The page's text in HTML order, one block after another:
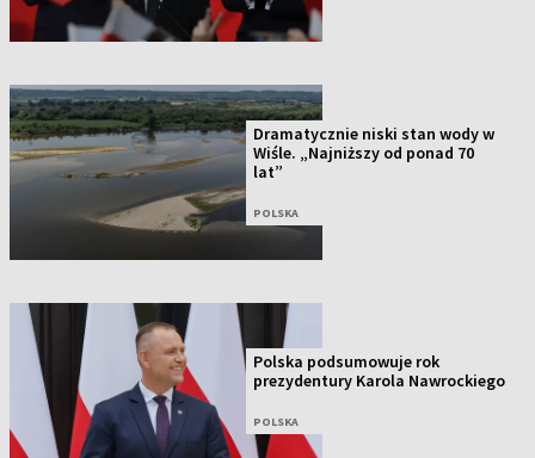
Dramatycznie niski stan wody w
Wiśle. „Najniższy od ponad 70
lat”
POLSKA
Polska podsumowuje rok
prezydentury Karola Nawrockiego
POLSKA